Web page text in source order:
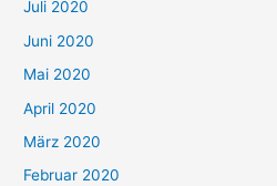
Juli 2020
Juni 2020
Mai 2020
April 2020
März 2020
Februar 2020